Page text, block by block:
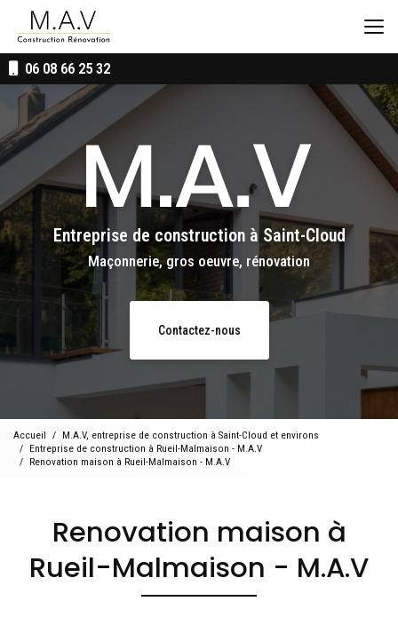
contenu
principal
06 08 66 25 32
Entreprise de construction à Saint-Cloud
Maçonnerie, gros oeuvre, rénovation
Contactez-nous
Accueil
M.A.V, entreprise de construction à Saint-Cloud et environs
Entreprise de construction à Rueil-Malmaison - M.A.V
Renovation maison à Rueil-Malmaison - M.A.V
Renovation maison à
Rueil-Malmaison - M.A.V